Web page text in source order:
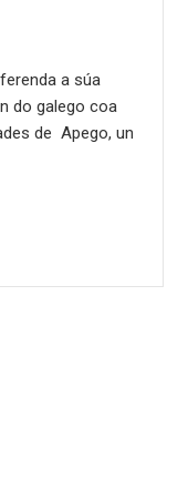
a súa
do galego coa
de ​ Apego, un